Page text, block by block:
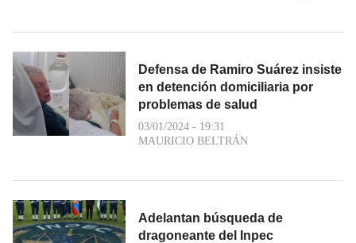
Defensa de Ramiro Suárez insiste
en detención domiciliaria por
problemas de salud
03/01/2024 - 19:31
MAURICIO BELTRÁN
Adelantan búsqueda de
dragoneante del Inpec